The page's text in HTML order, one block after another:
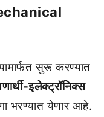
सुरू करण्यात
इलेक्ट्रॉनिक्स
भरण्यात येणार आहे.